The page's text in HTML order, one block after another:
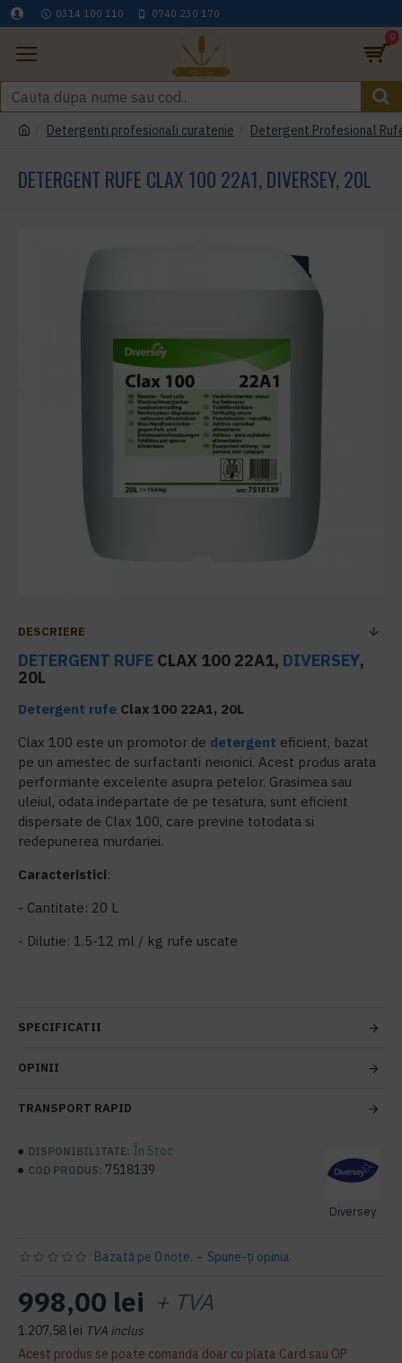
0314 100 110 0740 230 170
0
Detergenti profesionali curatenie Detergent Profesional
DETERGENT RUFE CLAX 100 22A1, DIVERSEY, 20L
DESCRIERE
DETERGENT RUFE CLAX 100 22A1, DIVERSEY,
20L
Detergent rufe Clax 100 22A1, 20L
Clax 100 este un promotor de detergent eficient, bazat
pe un amestec de surfactanti neionici. Acest produs arata
performante excelente asupra petelor. Grasimea sau
uleiul, odata indepartate de pe tesatura, sunt eficient
dispersate de Clax 100, care previne totodata si
redepunerea murdariei.
Caracteristici:
- Cantitate: 20 L
- Dilutie: 1.5-12 ml / kg rufe uscate
SPECIFICATII
OPINII
TRANSPORT RAPID
DISPONIBILITATE: În Stoc
COD PRODUS: 7518139
Diversey
Bazată pe 0 note. - Spune-ţi opinia
998,00 lei + TVA
1.207,58 lei TVA inclus
Acest produs se poate comanda doar cu plata Card sau OP